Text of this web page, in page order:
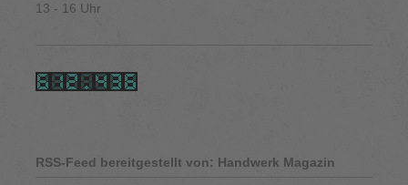
13 - 16 Uhr
RSS-Feed bereitgestellt von: Handwerk Magazin